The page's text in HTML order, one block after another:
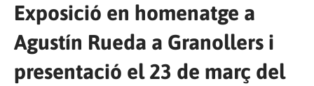
Exposició en homenatge a
Agustín Rueda a Granollers i
presentació el 23 de març del